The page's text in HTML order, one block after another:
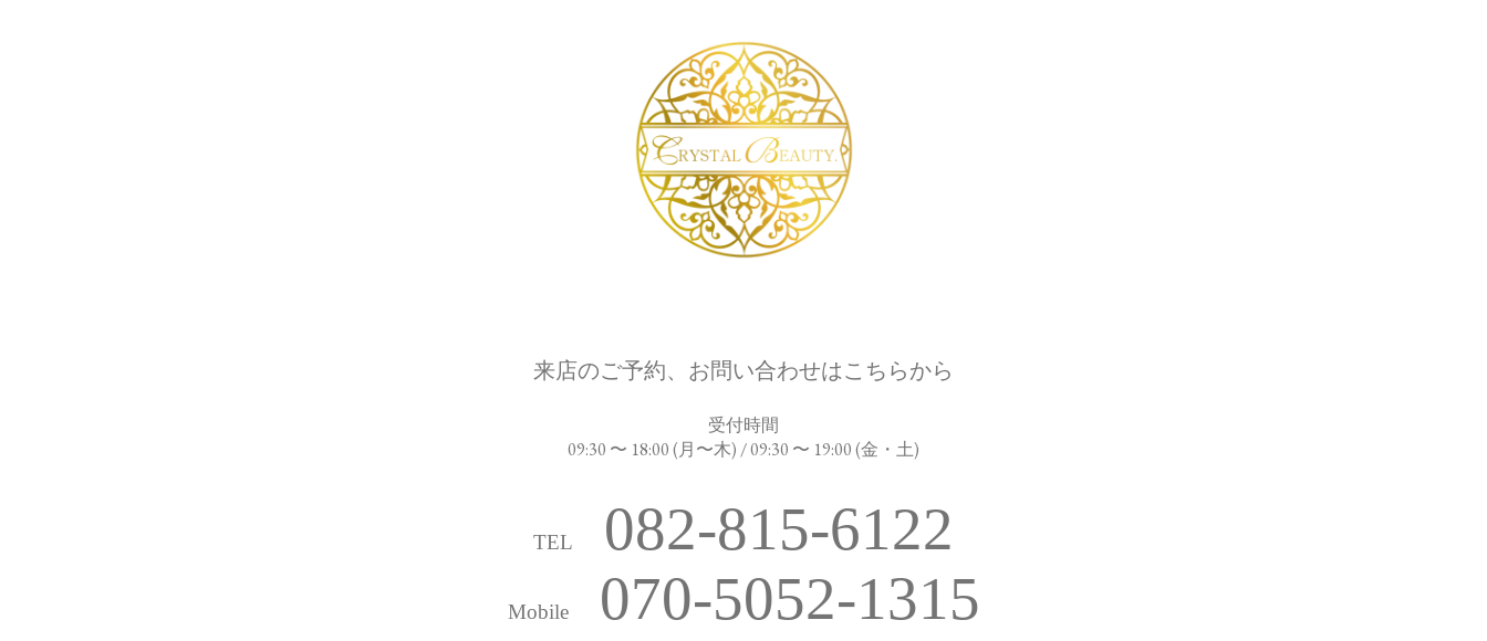
来店のご予約、お問い合わせはこちらから
受付時間
09:30 〜 18:00 (月〜木) / 09:30 〜 19:00 (金・土)
TEL 082-815-6122
Mobile 070-5052-1315